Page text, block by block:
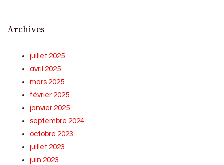
Archives
juillet 2025
avril 2025
mars 2025
février 2025
janvier 2025
septembre 2024
octobre 2023
juillet 2023
juin 2023